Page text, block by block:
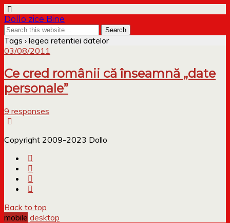
Dollo zice Bine
Tags › legea retentiei datelor
03/08/2011
Ce cred românii că înseamnă „date
personale”
9 responses
Copyright 2009-2023 Dollo
Back to top
mobile desktop